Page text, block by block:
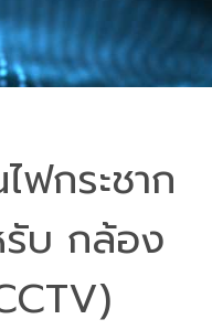
กระชาก
รับ กล้อง